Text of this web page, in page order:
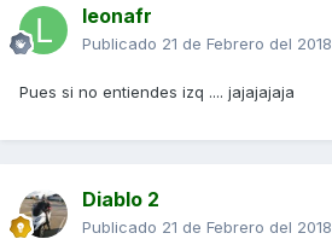
leonafr
Publicado 21 de Febrero del 2018
Pues si no entiendes izq .... jajajajaja
Diablo 2
Publicado 21 de Febrero del 2018